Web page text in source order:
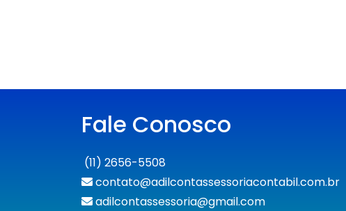
Fale Conosco
(11) 2656-5508
contato@adilcontassessoriacontabil.com.br
adilcontassessoria@gmail.com